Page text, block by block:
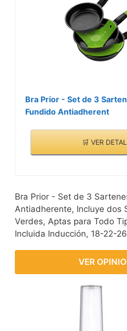
Bra Prior - Set de 3
Fundido Antiadherent
🛒 VER
Bra Prior - Set de 3
Antiadherente, Incluye dos
Verdes, Aptas para Todo
Incluida Inducción, 18-22-
VER